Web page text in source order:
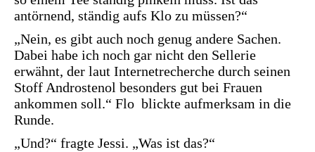
antörnend, ständig aufs Klo zu müssen?“
„Nein, es gibt auch noch genug andere Sachen.
Dabei habe ich noch gar nicht den Sellerie
erwähnt, der laut Internetrecherche durch seinen
Stoff Androstenol besonders gut bei Frauen
ankommen soll.“ Flo blickte aufmerksam in die
Runde.
„Und?“ fragte Jessi. „Was ist das?“